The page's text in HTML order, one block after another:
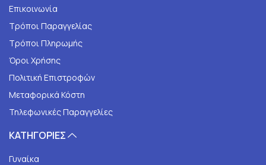
Επικοινωνία
Τρόποι Παραγγελίας
Τρόποι Πληρωμής
Όροι Χρήσης
Πολιτική Επιστροφών
Μεταφορικά Κόστη
Τηλεφωνικές Παραγγελίες
ΚΑΤΗΓΟΡΙΕΣ
Γυναίκα